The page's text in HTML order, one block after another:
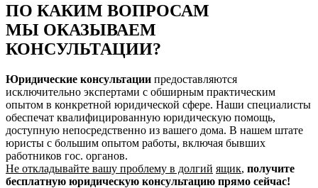
ПО КАКИМ ВОПРОСАМ
МЫ ОКАЗЫВАЕМ
КОНСУЛЬТАЦИИ?
Юридические консультации предоставляются
исключительно экспертами с обширным практическим
опытом в конкретной юридической сфере. Наши специалисты
обеспечат квалифицированную юридическую помощь,
доступную непосредственно из вашего дома. В нашем штате
юристы с большим опытом работы, включая бывших
работников гос. органов.
Не откладывайте вашу проблему в долгий ящик, получите
бесплатную юридическую консультацию прямо сейчас!